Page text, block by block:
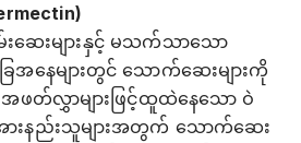
းဆေးများနှင့် မသက်သာသော
အနေများတွင် သောက်ဆေးများကို
တ်လွှာများဖြင့်ထူထဲနေသော ဝဲ
ားနည်းသူများအတွက် သောက်ဆေး